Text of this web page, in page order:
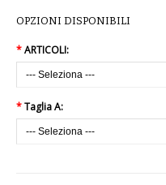
TUTE PANTALONI
VESTITI
OPZIONI DISPONIBILI
*ARTICOLI:
*Taglia A: